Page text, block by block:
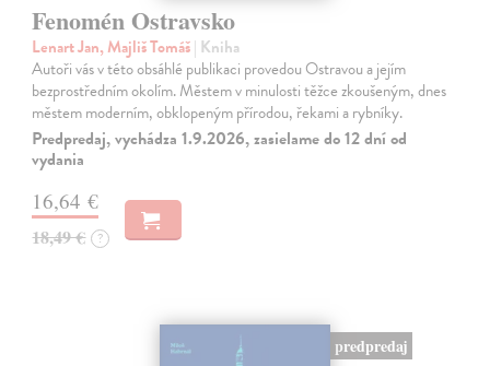
Fenomén Ostravsko
Lenart Jan, Majliš Tomáš| Kniha
Autoři vás v této obsáhlé publikaci provedou Ostravou a jejím
bezprostředním okolím. Městem v minulosti těžce zkoušeným, dnes
městem moderním, obklopeným přírodou, řekami a rybníky.
Predpredaj, vychádza 1.9.2026, zasielame do 12 dní od
vydania
16,64 €
18,49 € ?
predpredaj